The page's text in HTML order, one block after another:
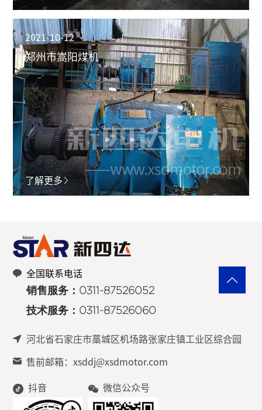
2021-10-12
郑州市嵩阳煤机
了解更多
全国联系电话
销售服务：0311-87526052
技术服务：0311-87526060
河北省石家庄市藁城区机场路张家庄镇工业区综合园
售前邮箱：xsddj@xsdmotor.com
抖音 微信公众号